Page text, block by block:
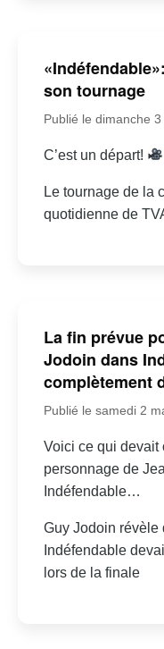
son tournage
Publié le dimanche
C’est un départ!
Le tournage de la
quotidienne de
La fin prévue
Jodoin dans
complètement
Publié le samedi 2
Voici ce qui devait
personnage de
Indéfendable…
Guy Jodoin révèle
Indéfendable
lors de la finale